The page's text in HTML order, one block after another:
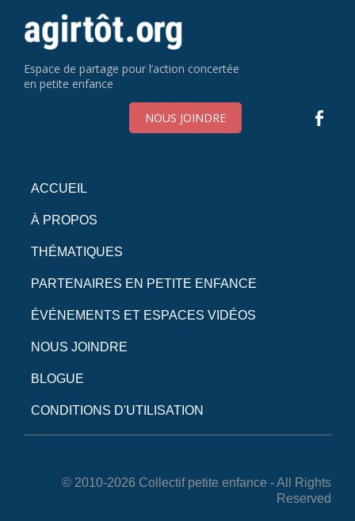
Espace de partage pour l’action concertée
en petite enfance
NOUS JOINDRE
ACCUEIL
À PROPOS
THÉMATIQUES
PARTENAIRES EN PETITE ENFANCE
ÉVÉNEMENTS ET ESPACES VIDÉOS
NOUS JOINDRE
BLOGUE
CONDITIONS D'UTILISATION
© 2010-2026 Collectif petite enfance - All Rights
Reserved